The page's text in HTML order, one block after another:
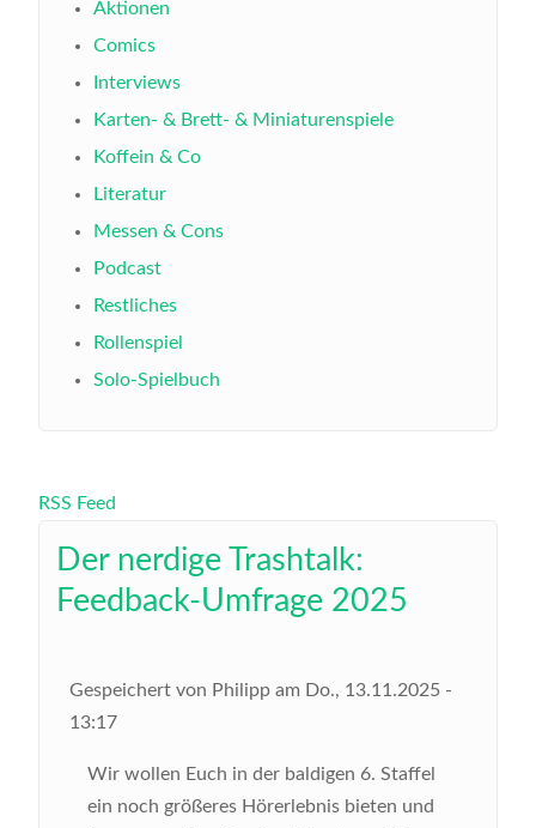
Aktionen
Comics
Interviews
Karten- & Brett- & Miniaturenspiele
Koffein & Co
Literatur
Messen & Cons
Podcast
Restliches
Rollenspiel
Solo-Spielbuch
RSS Feed
Der nerdige Trashtalk:
Feedback-Umfrage 2025
Gespeichert von Philipp am Do., 13.11.2025 -
13:17
Wir wollen Euch in der baldigen 6. Staffel
ein noch größeres Hörerlebnis bieten und